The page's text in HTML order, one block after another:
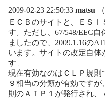
2009-02-23 22:50:33 matsu
ＥＣＢのサイトと、ＥＳ
す。ただし、67/548/EEC自
ましたので、2009.1.16の
います。サイトの改定自体
す。
現在有効なのはＣＬＰ規則
９相当の分類が有効です
則のＡＴＰ１が発行され